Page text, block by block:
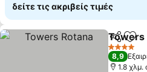
δείτε τις ακριβείς τιμές
Towers
4 Αστέρια
8,9
1.8 χλμ.